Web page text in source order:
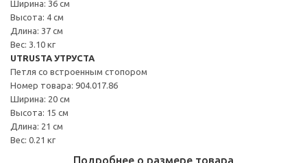
Ширина: 36 см
Высота: 4 см
Длина: 37 см
Вес: 3.10 кг
UTRUSTA УТРУСТА
Петля со встроенным стопором
Номер товара: 904.017.86
Ширина: 20 см
Высота: 15 см
Длина: 21 см
Вес: 0.21 кг
Подробнее о размере товара